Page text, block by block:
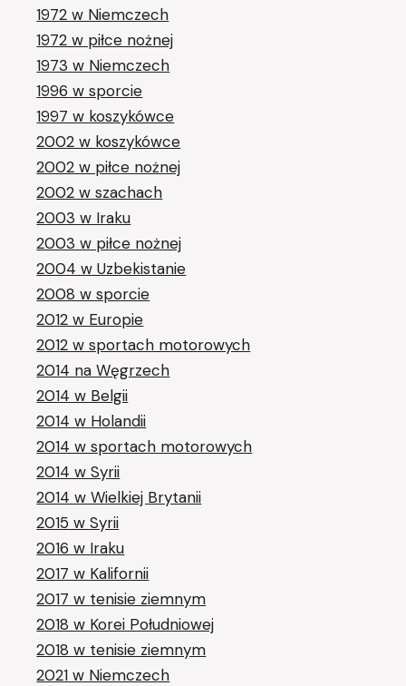
1972 w Niemczech
1972 w piłce nożnej
1973 w Niemczech
1996 w sporcie
1997 w koszykówce
2002 w koszykówce
2002 w piłce nożnej
2002 w szachach
2003 w Iraku
2003 w piłce nożnej
2004 w Uzbekistanie
2008 w sporcie
2012 w Europie
2012 w sportach motorowych
2014 na Węgrzech
2014 w Belgii
2014 w Holandii
2014 w sportach motorowych
2014 w Syrii
2014 w Wielkiej Brytanii
2015 w Syrii
2016 w Iraku
2017 w Kalifornii
2017 w tenisie ziemnym
2018 w Korei Południowej
2018 w tenisie ziemnym
2021 w Niemczech